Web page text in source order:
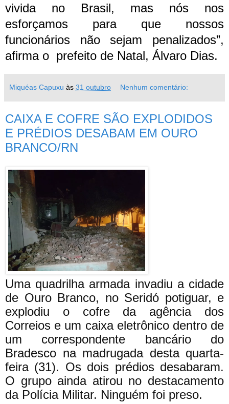
vivida no Brasil, mas nós nos
esforçamos para que nossos
funcionários não sejam penalizados”,
afirma o prefeito de Natal, Álvaro Dias.
Miquéas Capuxu às 31 outubro Nenhum comentário:
CAIXA E COFRE SÃO EXPLODIDOS
E PRÉDIOS DESABAM EM OURO
BRANCO/RN
Uma quadrilha armada invadiu a cidade
de Ouro Branco, no Seridó potiguar, e
explodiu o cofre da agência dos
Correios e um caixa eletrônico dentro de
um correspondente bancário do
Bradesco na madrugada desta quarta-
feira (31). Os dois prédios desabaram.
O grupo ainda atirou no destacamento
da Polícia Militar. Ninguém foi preso.